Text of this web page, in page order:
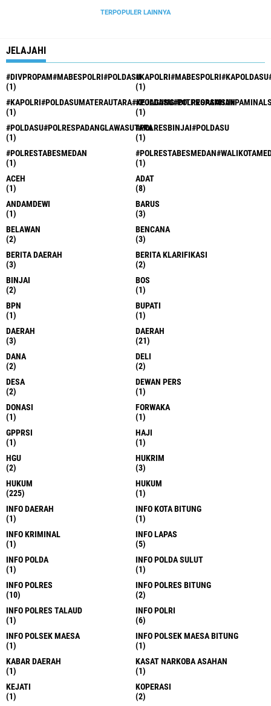
TERPOPULER LAINNYA
JELAJAHI
#DIVPROPAM#MABESPOLRI#POLDASU
(1)
(1)
(1)
#POLDASU#POLRESASAHAN
(1)
#POLDASU#POLRESPADANGLAWASUTARA
(1)
#POLRESBINJAI#POLDASU
(1)
#POLRESTABESMEDAN
(1)
(1)
ACEH
(1)
ADAT
(8)
ANDAMDEWI
(1)
BARUS
(3)
BELAWAN
(2)
BENCANA
(3)
BERITA DAERAH
(3)
BERITA KLARIFIKASI
(2)
BINJAI
(2)
BOS
(1)
BPN
(1)
BUPATI
(1)
DAERAH
(3)
DAERAH
(21)
DANA
(2)
DELI
(2)
DESA
(2)
DEWAN PERS
(1)
DONASI
(1)
FORWAKA
(1)
GPPRSI
(1)
HAJI
(1)
HGU
(2)
HUKRIM
(3)
HUKUM
(225)
HUKUM
(1)
INFO DAERAH
(1)
INFO KOTA BITUNG
(1)
INFO KRIMINAL
(1)
INFO LAPAS
(5)
INFO POLDA
(1)
INFO POLDA SULUT
(1)
INFO POLRES
(10)
INFO POLRES BITUNG
(2)
INFO POLRES TALAUD
(1)
INFO POLRI
(6)
INFO POLSEK MAESA
(1)
INFO POLSEK MAESA BITUNG
(1)
KABAR DAERAH
(1)
KASAT NARKOBA ASAHAN
(1)
KEJATI
(1)
KOPERASI
(2)